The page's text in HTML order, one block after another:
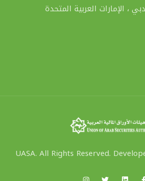
، الإمارات العربية المتحدة